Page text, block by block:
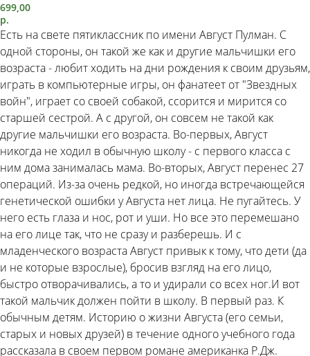
699,00
р.
Есть на свете пятиклассник по имени Август Пулман. С
одной стороны, он такой же как и другие мальчишки его
возраста - любит ходить на дни рождения к своим друзьям,
играть в компьютерные игры, он фанатеет от "Звездных
войн", играет со своей собакой, ссорится и мирится со
старшей сестрой. А с другой, он совсем не такой как
другие мальчишки его возраста. Во-первых, Август
никогда не ходил в обычную школу - с первого класса с
ним дома занималась мама. Во-вторых, Август перенес 27
операций. Из-за очень редкой, но иногда встречающейся
генетической ошибки у Августа нет лица. Не пугайтесь. У
него есть глаза и нос, рот и уши. Но все это перемешано
на его лице так, что не сразу и разберешь. И с
младенческого возраста Август привык к тому, что дети (да
и не которые взрослые), бросив взгляд на его лицо,
быстро отворачивались, а то и удирали со всех ног.И вот
такой мальчик должен пойти в школу. В первый раз. К
обычным детям. Историю о жизни Августа (его семьи,
старых и новых друзей) в течение одного учебного года
рассказала в своем первом романе американка Р.Дж.